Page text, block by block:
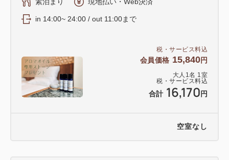
税・サービス料込
会員価格 15,840円
大人 1名 1室
税・サービス料込
合計 16,170 円
素泊まり 現地払い・Web決済
in 14:00~ 24:00 / out 11:00まで
空室なし